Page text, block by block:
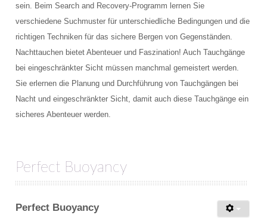
sein. Beim Search and Recovery-Programm lernen Sie
verschiedene Suchmuster für unterschiedliche Bedingungen und die
richtigen Techniken für das sichere Bergen von Gegenständen.
Nachttauchen bietet Abenteuer und Faszination! Auch Tauchgänge
bei eingeschränkter Sicht müssen manchmal gemeistert werden.
Sie erlernen die Planung und Durchführung von Tauchgängen bei
Nacht und eingeschränkter Sicht, damit auch diese Tauchgänge ein
sicheres Abenteuer werden.
Perfect Buoyancy
Perfect Buoyancy